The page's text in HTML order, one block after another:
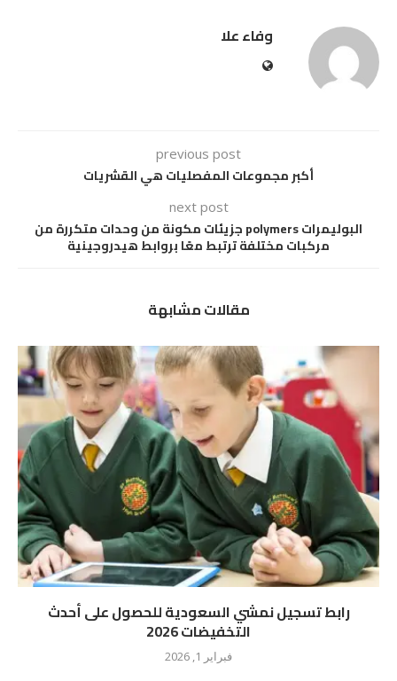
وفاء علا
previous post
أكبر مجموعات المفصليات هي القشريات
next post
البوليمرات polymers جزيئات مكونة من وحدات متكررة من
مركبات مختلفة ترتبط معًا بروابط هيدروجينية
مقالات مشابهة
رابط تسجيل نمشي السعودية للحصول على أحدث
التخفيضات 2026
فبراير 1, 2026